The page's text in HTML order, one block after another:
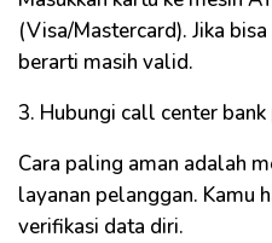
(Visa/Mastercard). Jika
berarti masih valid.
3. Hubungi call center
Cara paling aman adalah
layanan pelanggan. Kamu
verifikasi data diri.